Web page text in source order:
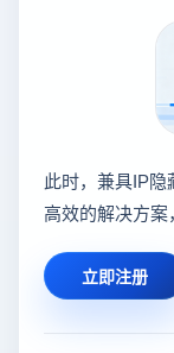
此时，兼具IP
高效的解决方案
立即注册